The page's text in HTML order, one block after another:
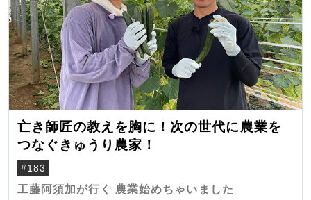
亡き師匠の教えを胸に！次の世代に農業を
つなぐきゅうり農家！
#183
工藤阿須加が行く 農業始めちゃいました